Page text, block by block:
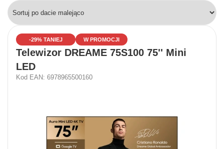
W PROMOCJI
-29% TANIEJ
Telewizor DREAME 75S100 75'' Mini
LED
Kod EAN: 6978965500160